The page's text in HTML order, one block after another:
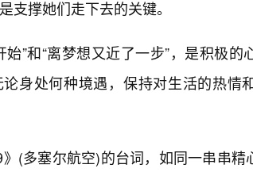
支撑她们走下去的关键。
始”和“离梦想又近了一步”，是积极
身处何种境遇，保持对生活的热情
》(多塞尔航空)的台词，如同一串串